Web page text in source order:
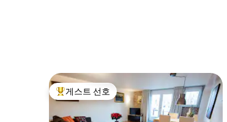
상위 게스트 선호
게스트 선호